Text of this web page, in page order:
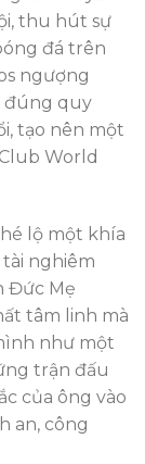
thu hút sự
đá trên
ngượng
đúng quy
tạo nên một
World
lộ một khía
nghiêm
Đức Mẹ
tâm linh mà
như một
trận đấu
của ông vào
an, công